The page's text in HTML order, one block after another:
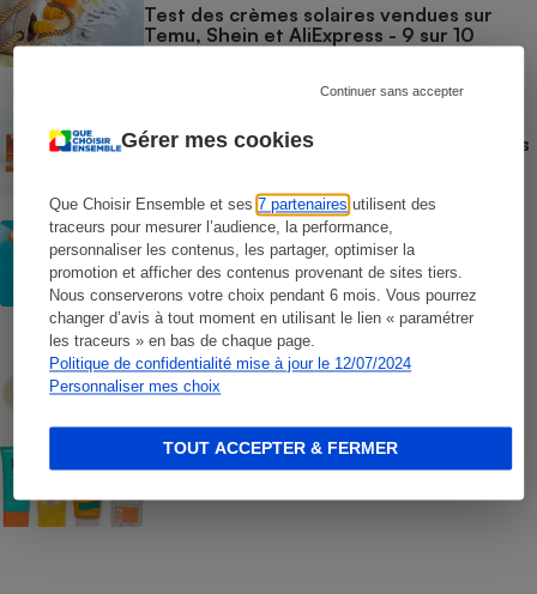
Gérer mes cookies
Que Choisir Ensemble et ses7 partenaires utilisent des
traceurs pour mesurer l’audience, la performance,
personnaliser les contenus, les partager, optimiser la
promotion et afficher des contenus provenant de sites tiers.
Nous conserverons votre choix pendant 6 mois. Vous pourrez
changer d’avis à tout moment en utilisant le lien « paramétrer
les traceurs » en bas de chaque page.
Politique de confidentialité mise à jour le 12/07/2024
Personnaliser mes choix
Continuer sans accepter
TOUT ACCEPTER & FERMER
Test des crèmes solaires vendues sur
Temu, Shein et AliExpress - 9 sur 10
dangereuses pour la santé des
Crèmes solaires - Le bilan désastreux des
CONSEILS
Crèmes solaires - Les logos à la loupe
COMMENT NOUS TESTONS
Crèmes solaires - Le protocole
COMMENT NOUS TESTONS
Crèmes solaires visage - Le protocole